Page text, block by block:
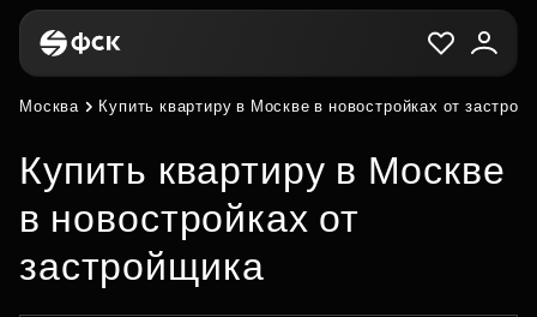
Москва Купить квартиру в Москве в новостройках от
Купить квартиру в Москве
в новостройках от
застройщика